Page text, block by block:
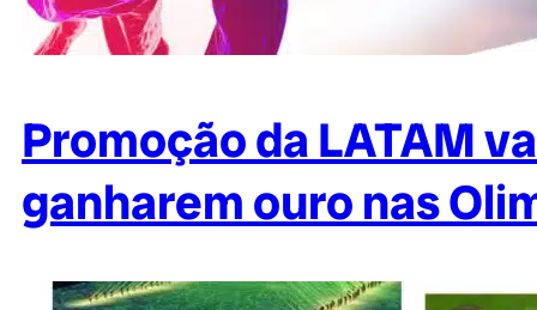
Promoção da LATAM
ganharem ouro nas